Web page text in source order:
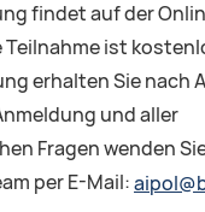
findet auf der
ist
erhalten Sie nach
und aller
Fragen wenden
per E-Mail: